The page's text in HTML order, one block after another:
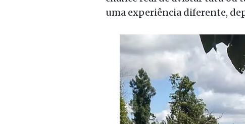
uma experiência diferente,